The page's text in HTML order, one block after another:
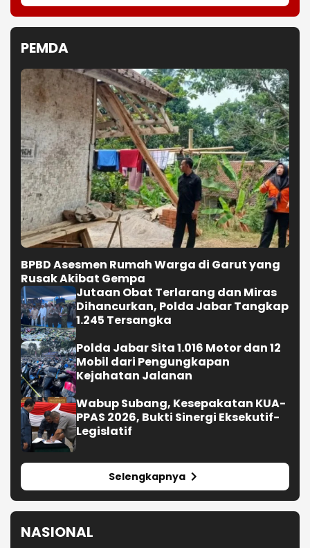
PEMDA
BPBD Asesmen Rumah Warga di Garut yang
Rusak Akibat Gempa
Jutaan Obat Terlarang dan Miras
Dihancurkan, Polda Jabar Tangkap
1.245 Tersangka
Polda Jabar Sita 1.016 Motor dan 12
Mobil dari Pengungkapan
Kejahatan Jalanan
Wabup Subang, Kesepakatan KUA-
PPAS 2026, Bukti Sinergi Eksekutif-
Legislatif
Selengkapnya
NASIONAL